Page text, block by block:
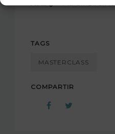
TAGS
MASTERCLASS
COMPARTIR